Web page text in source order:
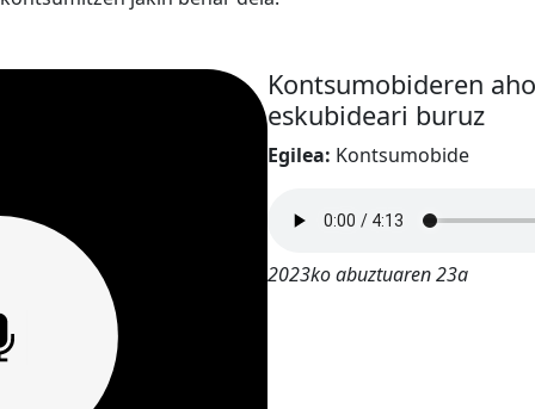
Kontsumobideren
eskubideari buruz
Egilea: Kontsumobide
2023ko abuztuaren 23a